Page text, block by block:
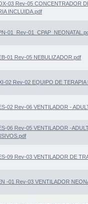
03 Rev-05 CONCENTRADOR
INCLUIDA.pdf
01_Rev-
01 Rev-05 NEBULIZADOR.pdf
02 Rev-02 EQUIPO DE
02 Rev-06 VENTILADOR -
06 Rev-05 VENTILADOR -
09 Rev-03 VENTILADOR DE
-01 Rev-03 VENTILADOR